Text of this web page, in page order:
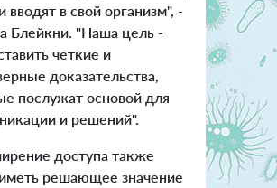
вводят в свой организм", -
Блейкни. "Наша цель -
четкие и
доказательства,
послужат основой для
и решений".
доступа также
решающее значение